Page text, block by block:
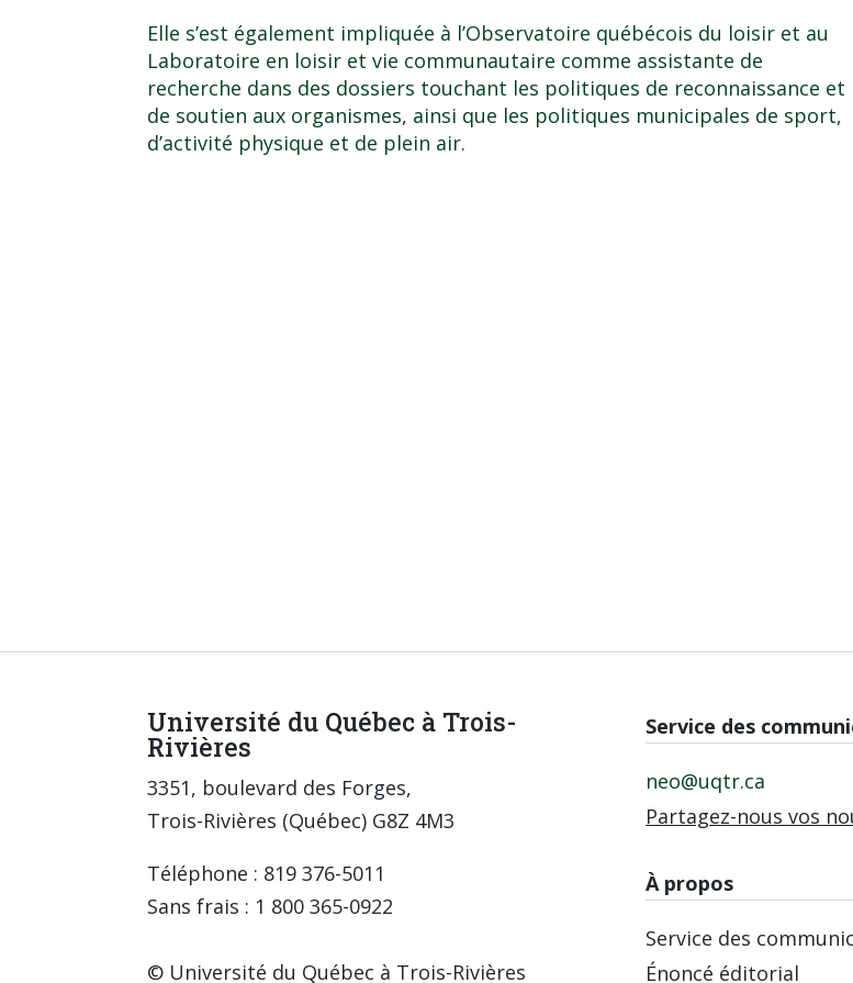
Elle s’est également impliquée à l’Observatoire québécois du loisir et au
Laboratoire en loisir et vie communautaire comme assistante de
recherche dans des dossiers touchant les politiques de reconnaissance et
de soutien aux organismes, ainsi que les politiques municipales de sport,
d’activité physique et de plein air.
Université du Québec à Trois-
Rivières
3351, boulevard des Forges,
Trois-Rivières (Québec) G8Z 4M3
Téléphone : 819 376-5011
Sans frais : 1 800 365-0922
© Université du Québec à Trois-Rivières
Service des
neo@uqtr.ca
Partagez-nous vos
À propos
Service des
Énoncé éditorial